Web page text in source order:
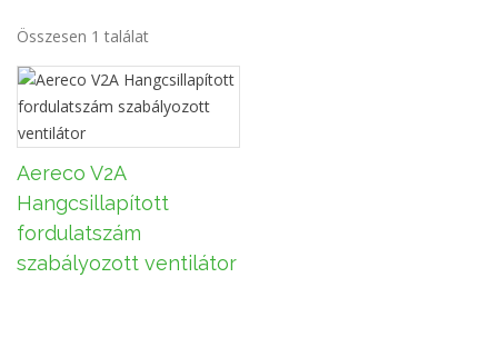
Összesen 1 találat
Aereco V2A
Hangcsillapított
fordulatszám
szabályozott ventilátor